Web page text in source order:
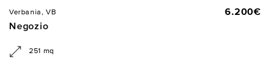
Verbania, VB
6.200€
Negozio
251 mq